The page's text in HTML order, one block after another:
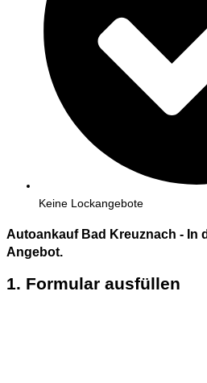
Keine Lockangebote
Autoankauf Bad Kreuznach - In
Angebot.
1. Formular ausfüllen